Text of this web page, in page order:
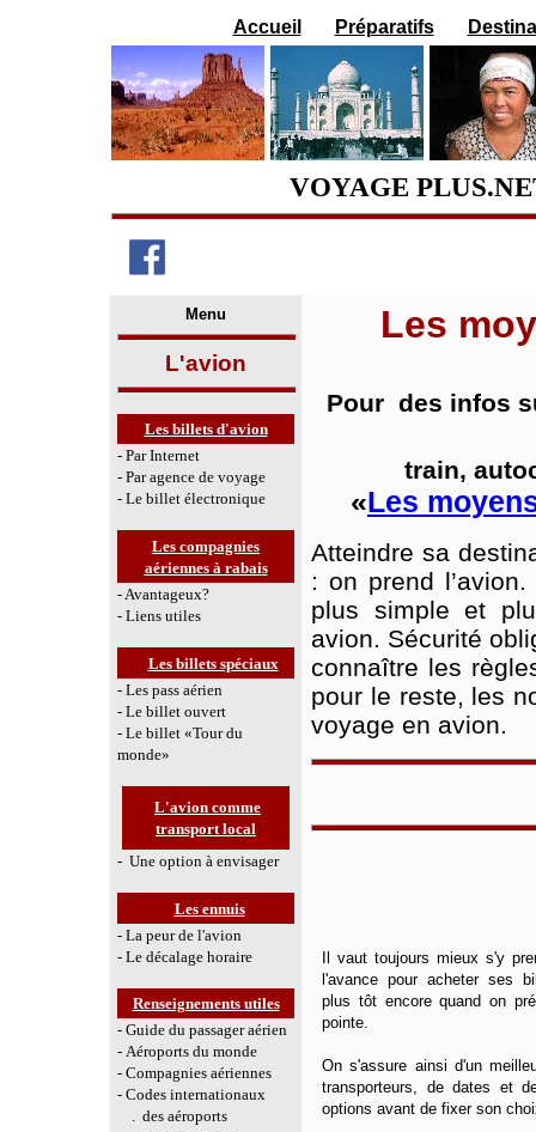
Accueil Préparatifs
VOYAGE
Menu
L'avion
Les billets d'avion
- Par Internet
- Par agence de voyage
- Le billet électronique
Les compagnies
aériennes à rabais
- Avantageux?
- Liens utiles
Les billets spéciaux
- Les pass aérien
- Le billet ouvert
- Le billet «Tour du
monde»
L'avion comme
transport local
- Une option à envisager
Les ennuis
- La peur de l'avion
- Le décalage horaire
Renseignements utiles
- Guide du passageraérien
- Aéroports du monde
- Compagnies aériennes
- Codes internationaux
. des aéroports
Les
Pour des infos
train,
«Les
Atteindre sa
: on prend
plus simple et
avion. Sécurité
connaître les
pour le reste, les
voyage en avion.
Il vaut toujours mieux s'y
l'avance pour acheter ses
plus tôt encore quand on
pointe.
On s'assure ainsi d'un
transporteurs, de dates et
options avant de fixer son